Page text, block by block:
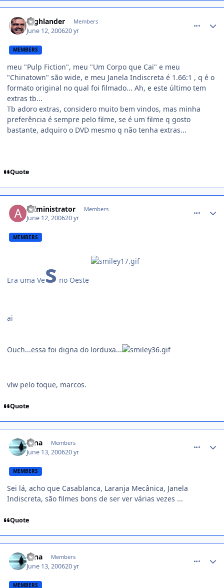
Highlander Members
June 12, 200620 yr
MEMBERS
meu "Pulp Fiction", meu "Um Corpo que Cai" e meu
"Chinatown" são wide, e meu Janela Indiscreta é 1.66:1 , q é o
formato original no qual foi filmado... Ah, e este último tem
extras tb...
Tb adoro extras, considero muito bem vindos, mas minha
preferência é sempre pelo filme, se é um filme q gosto
bastante, adquiro o DVD mesmo q não tenha extras...
Quote
Administrator Members
June 12, 200620 yr
MEMBERS
Era uma Ves no Oeste
ai
Ouch...essa foi digna do lorduxa...
vlw pelo toque, marcos.
Quote
Nina Members
June 13, 200620 yr
MEMBERS
Sei lá, acho que Casablanca, Laranja Mecânica, Janela
Indiscreta, são filmes bons de ser ver várias vezes ...
Quote
Nina Members
June 13, 200620 yr
MEMBERS